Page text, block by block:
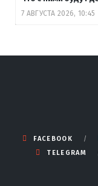
7 АВГУСТА 2026, 10:45
FACEBOOK
TELEGRAM